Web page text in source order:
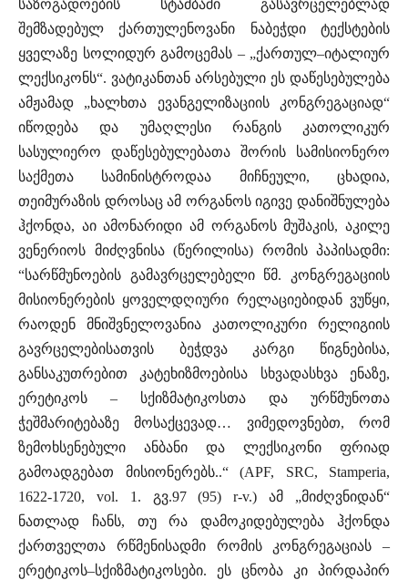
საზოგადოების სტამბაში გასავრცელებლად
შემზადებულ ქართულენოვანი ნაბეჭდი ტექსტების
ყველაზე სოლიდურ გამოცემას – „ქართულ–იტალიურ
ლექსიკონს“. ვატიკანთან არსებული ეს დაწესებულება
ამჟამად „ხალხთა ევანგელიზაციის კონგრეგაციად“
იწოდება და უმაღლესი რანგის კათოლიკურ
სასულიერო დაწესებულებათა შორის სამისიონერო
საქმეთა სამინისტროდაა მიჩნეული, ცხადია,
თეიმურაზის დროსაც ამ ორგანოს იგივე დანიშნულება
ჰქონდა, აი ამონარიდი ამ ორგანოს მუშაკის, აკილე
ვენერიოს მიძღვნისა (წერილისა) რომის პაპისადმი:
“სარწმუნოების გამავრცელებელი წმ. კონგრეგაციის
მისიონერების ყოველდღიური რელაციებიდან ვუწყი,
რაოდენ მნიშვნელოვანია კათოლიკური რელიგიის
გავრცელებისათვის ბეჭდვა კარგი წიგნებისა,
განსაკუთრებით კატეხიზმოებისა სხვადასხვა ენაზე,
ერეტიკოს – სქიზმატიკოსთა და ურწმუნოთა
ჭეშმარიტებაზე მოსაქცევად… ვიმედოვნებთ, რომ
ზემოხსენებული ანბანი და ლექსიკონი ფრიად
გამოადგებათ მისიონერებს..“ (APF, SRC, Stamperia,
1622-1720, vol. 1. გვ.97 (95) r-v.) ამ „მიძღვნიდან“
ნათლად ჩანს, თუ რა დამოკიდებულება ჰქონდა
ქართველთა რწმენისადმი რომის კონგრეგაციას –
ერეტიკოს–სქიზმატიკოსები. ეს ცნობა კი პირდაპირ